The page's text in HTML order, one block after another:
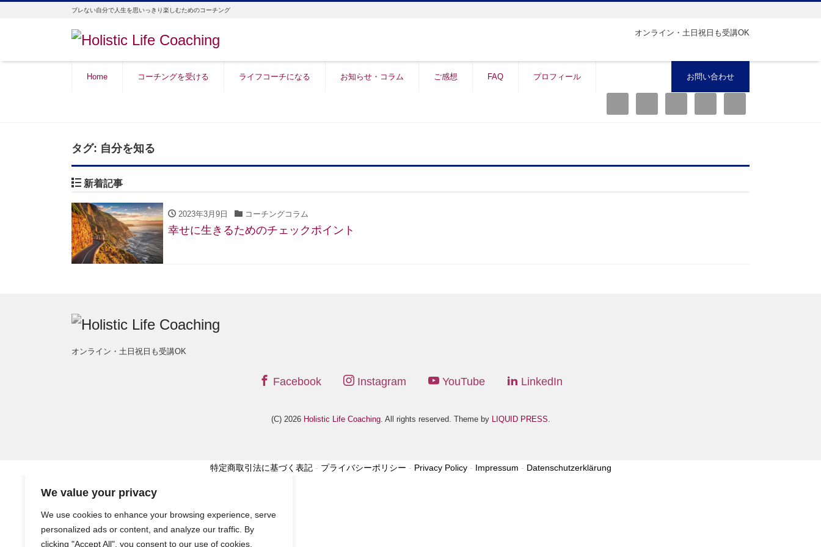
We value your privacy
We use cookies to enhance your browsing experience, serve
personalized ads or content, and analyze our traffic. By
clicking "Accept All", you consent to our use of cookies.
ブレない自分で人生を思いっきり楽しむためのコーチング
オンライン・土日祝日も受講OK
Home コーチングを受ける ライフコーチになる お知らせ・コラム ご感想 FAQ プロフィール お問い合わせ
タグ: 自分を知る
新着記事
2023年3月9日 コーチングコラム
幸せに生きるためのチェックポイント
オンライン・土日祝日も受講OK
Facebook Instagram YouTube LinkedIn
(C) 2026 Holistic Life Coaching. All rights reserved. Theme by LIQUID PRESS
特定商取引法に基づく表記- プライバシーポリシー - Privacy Policy- Impressum - Datenschutzerklärung